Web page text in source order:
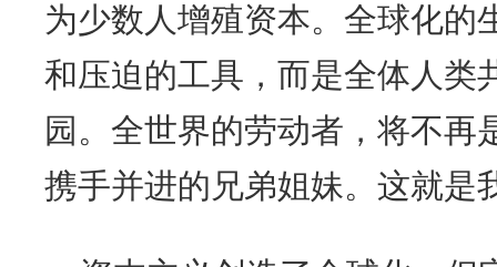
为少数人增殖资本。全球化的
和压迫的工具，而是全体人类
园。全世界的劳动者，将不再
携手并进的兄弟姐妹。这就是